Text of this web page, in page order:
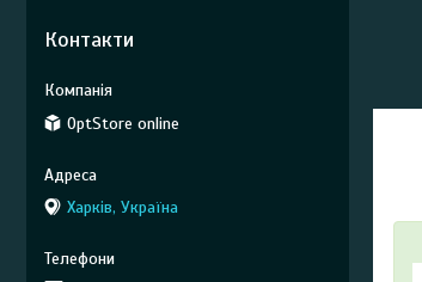
Контакти
OptStore online
Харків, Україна